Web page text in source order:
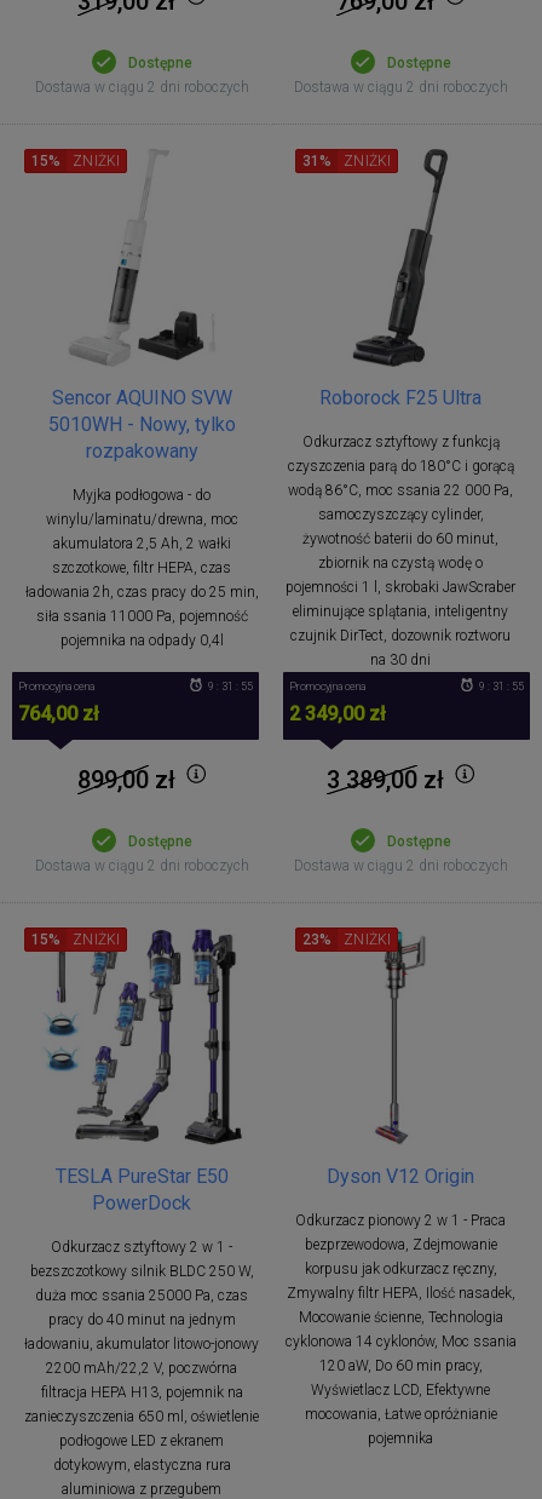
Dostępne
Dostawa w ciągu 2 dni roboczych
Dostępne
Dostawa w ciągu 2 dni roboczych
Sencor AQUINO SVW
5010WH - Nowy, tylko
rozpakowany
Myjka podłogowa - do
winylu/laminatu/drewna, moc
akumulatora 2,5 Ah, 2 wałki
szczotkowe, filtr HEPA, czas
ładowania 2h, czas pracy do 25 min,
siła ssania 11000 Pa, pojemność
pojemnika na odpady 0,4l
15% ZNIŻKI
Promocyjna cena
764,00 zł
9 : 31 : 54
899,00zł
Dostępne
Dostawa w ciągu 2 dni roboczych
Roborock F25 Ultra
Odkurzacz sztyftowy z funkcją
czyszczenia parą do 180°C i gorącą
wodą 86°C, moc ssania 22 000 Pa,
samoczyszczący cylinder,
żywotność baterii do 60 minut,
zbiornik na czystą wodę o
pojemności 1 l, skrobaki JawScraber
eliminujące splątania, inteligentny
czujnik DirTect, dozownik roztworu
na 30 dni
31% ZNIŻKI
Promocyjna cena
2 349,00 zł
9 : 31 : 54
3 389,00zł
Dostępne
Dostawa w ciągu 2 dni roboczych
TESLA PureStar E50
PowerDock
Odkurzacz sztyftowy 2 w 1 -
bezszczotkowy silnik BLDC 250 W,
duża moc ssania 25000 Pa, czas
pracy do 40 minut na jednym
ładowaniu, akumulator litowo-jonowy
2200 mAh/22,2 V, poczwórna
filtracja HEPA H13, pojemnik na
zanieczyszczenia 650 ml, oświetlenie
podłogowe LED z ekranem
dotykowym, elastyczna rura
aluminiowa z przegubem
15% ZNIŻKI
Dyson V12 Origin
Odkurzacz pionowy 2 w 1 - Praca
bezprzewodowa, Zdejmowanie
korpusu jak odkurzacz ręczny,
Zmywalny filtr HEPA, Ilość nasadek,
Mocowanie ścienne, Technologia
cyklonowa 14 cyklonów, Moc ssania
120 aW, Do 60 min pracy,
Wyświetlacz LCD, Efektywne
mocowania, Łatwe opróżnianie
pojemnika
23% ZNIŻKI